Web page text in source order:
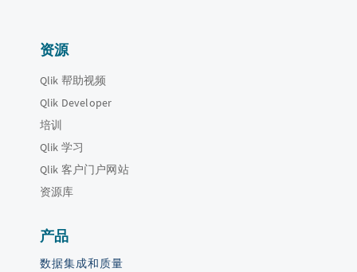
资源
Qlik 帮助视频
Qlik Developer
培训
Qlik 学习
Qlik 客户门户网站
资源库
产品
数据集成和质量